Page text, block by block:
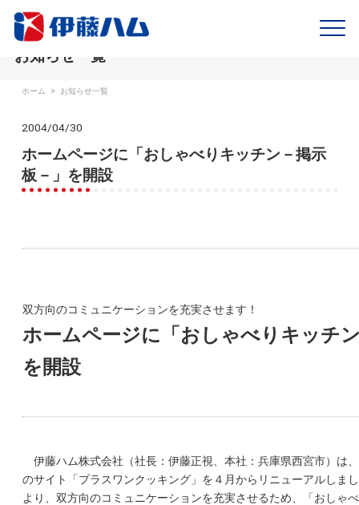
お知らせ一覧
ホーム > お知らせ一覧
2004/04/30
ホームページに「おしゃべりキッチン－掲示
板－」を開設
双方向のコミュニケーションを充実させます！
ホームページに「おしゃべりキッチ
を開設
伊藤ハム株式会社（社長：伊藤正視、本社：兵庫県西宮市）は
のサイト「プラスワンクッキング」を４月からリニューアルしま
より、双方向のコミュニケーションを充実させるため、「おしゃ